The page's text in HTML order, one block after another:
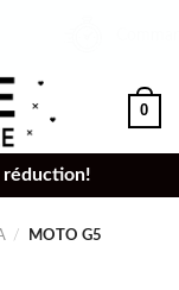
0
réduction!
/ MOTO G5